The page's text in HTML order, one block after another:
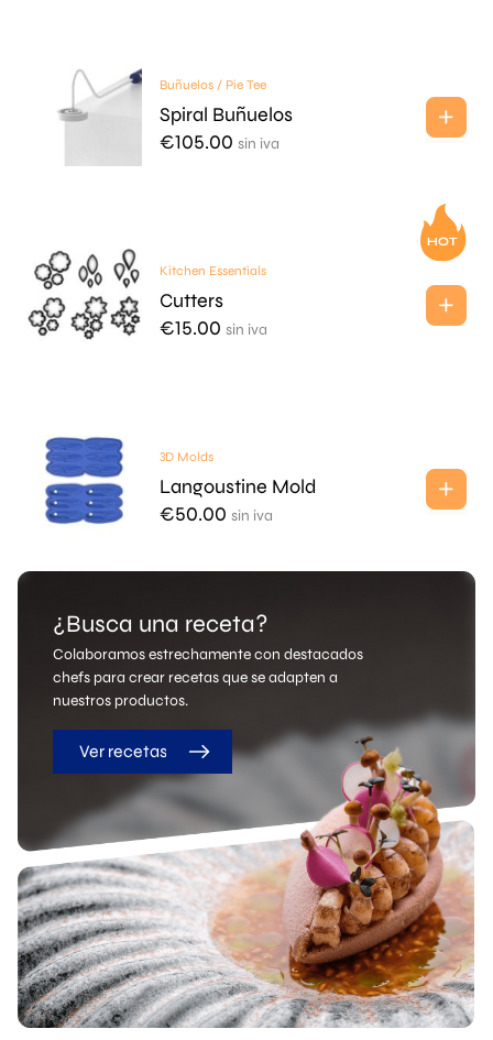
Buñuelos / Pie Tee
Spiral Buñuelos
€105.00 sin iva
Kitchen Essentials
Cutters
€15.00 sin iva
3D Molds
Langoustine Mold
€50.00 sin iva
¿Busca una receta?
Colaboramos estrechamente con destacados
chefs para crear recetas que se adapten a
nuestros productos.
Ver recetas